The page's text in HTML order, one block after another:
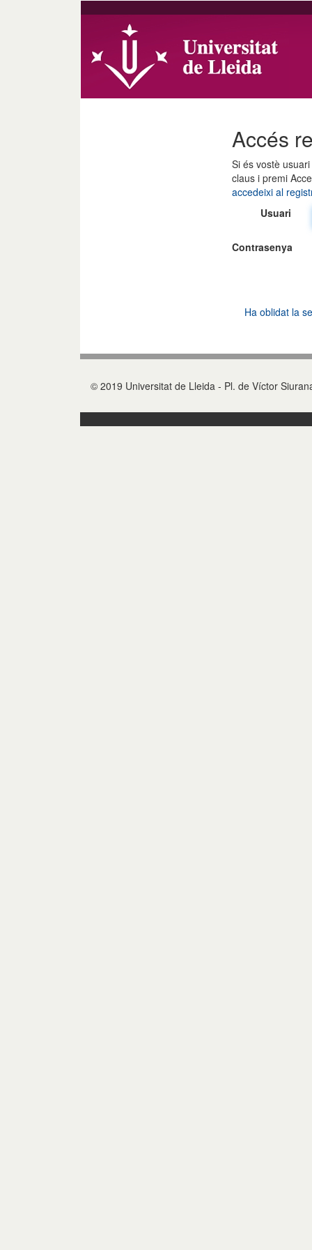
Accés
Si és vostè
claus i premi
accedeixi al
Usuari
Contrasenya
Ha oblidat la
© 2019 Universitat de Lleida - Pl. de Víctor